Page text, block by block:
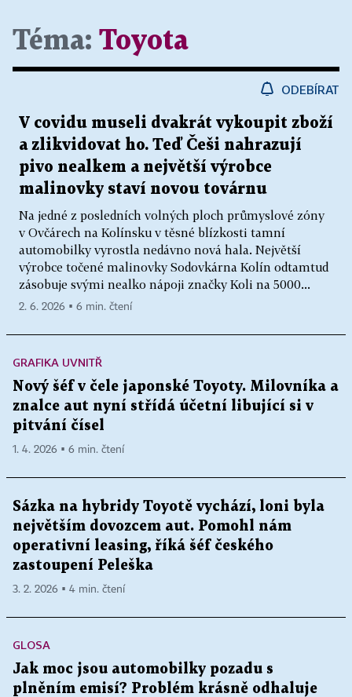
Téma: Toyota
ODEBÍRAT
V covidu museli dvakrát vykoupit zboží
a zlikvidovat ho. Teď Češi nahrazují
pivo nealkem a největší výrobce
malinovky staví novou továrnu
Na jedné z posledních volných ploch průmyslové zóny
v Ovčárech na Kolínsku v těsné blízkosti tamní
automobilky vyrostla nedávno nová hala. Největší
výrobce točené malinovky Sodovkárna Kolín odtamtud
zásobuje svými nealko nápoji značky Koli na 5000...
2. 6. 2026 ▪ 6 min. čtení
GRAFIKA UVNITŘ
Nový šéf v čele japonské Toyoty. Milovníka a
znalce aut nyní střídá účetní libující si v
pitvání čísel
1. 4. 2026 ▪ 6 min. čtení
Sázka na hybridy Toyotě vychází, loni byla
největším dovozcem aut. Pomohl nám
operativní leasing, říká šéf českého
zastoupení Peleška
3. 2. 2026 ▪ 4 min. čtení
GLOSA
Jak moc jsou automobilky pozadu s
plněním emisí? Problém krásně odhaluje